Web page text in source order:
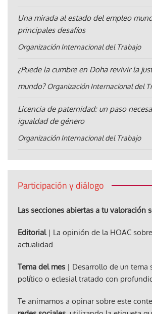
Una mirada al estado del empleo
principales desafíos
Organización Internacional del Trabajo
¿Puede la cumbre en Doha revivir la
mundo? Organización Internacional del
Licencia de paternidad: un paso
igualdad de género
Organización Internacional del Trabajo
Participación y diálogo
Las secciones abiertas a tu valoración
Editorial| La opinión de la HOAC
actualidad.
Tema del mes | Desarrollo de un tema
político o eclesial tratado con
Te animamos a opinar sobre este